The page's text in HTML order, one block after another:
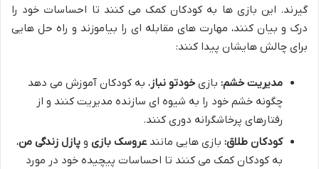
گیرند. این بازی ها به کودکان کمک می کنند تا احساسات خود را
درک و بیان کنند، مهارت های مقابله ای را بیاموزند و راه حل هایی
برای چالش هایشان پیدا کنند:
مدیریت خشم: بازی خودتو نباز، به کودکان آموزش می دهد
چگونه خشم خود را به شیوه ای سازنده مدیریت کنند و از
رفتارهای پرخاشگرانه دوری کنند.
کودکان طلاق: بازی هایی مانند عروسک بازی و پازل زندگی من،
به کودکان کمک می کنند تا احساسات پیچیده خود در مورد